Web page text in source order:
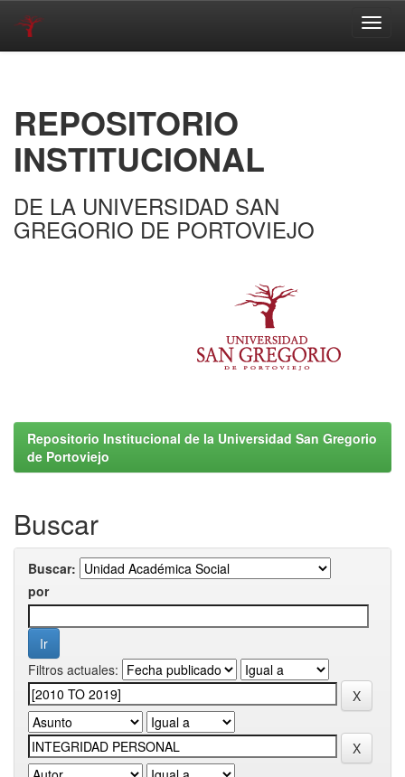
REPOSITORIO
INSTITUCIONAL
DE LA UNIVERSIDAD SAN
GREGORIO DE PORTOVIEJO
Repositorio Institucional de la Universidad San Gregorio
de Portoviejo
Buscar
Buscar:
por
Filtros actuales: